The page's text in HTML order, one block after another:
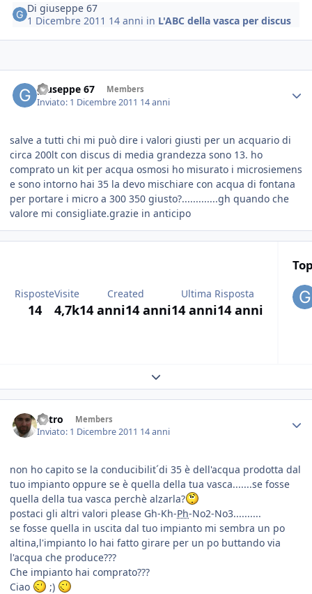
Digiuseppe 67
1 Dicembre 2011 14 anni in L'ABC della vasca per discus
giuseppe 67 Members
Inviato: 1 Dicembre 2011 14 anni
salve a tutti chi mi può dire i valori giusti per un acquario di
circa 200lt con discus di media grandezza sono 13. ho
comprato un kit per acqua osmosi ho misurato i microsiemens
e sono intorno hai 35 la devo mischiare con acqua di fontana
per portare i micro a 300 350 giusto?.............gh quando che
valore mi consigliate.grazie in anticipo
Risposte
14
Visite
4,7k
Created
14 anni14 anni
Ultima Risposta
14 anni14 anni
Expand topic overview
Astro Members
Inviato: 1 Dicembre 2011 14 anni
non ho capito se la conducibilit´di 35 è dell'acqua prodotta dal
tuo impianto oppure se è quella della tua vasca.......se fosse
quella della tua vasca perchè alzarla?
postaci gli altri valori please Gh-Kh-Ph-No2-No3..........
se fosse quella in uscita dal tuo impianto mi sembra un po
altina,l'impianto lo hai fatto girare per un po buttando via
l'acqua che produce???
Che impianto hai comprato???
Ciao
;)